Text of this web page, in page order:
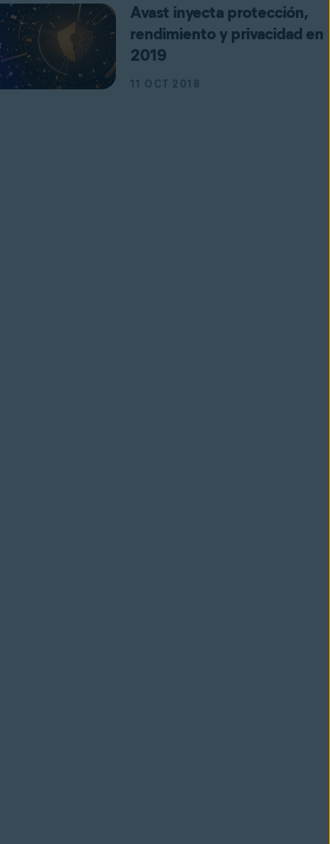
Avast inyecta protección,
rendimiento y privacidad en
2019
11 OCT 2018